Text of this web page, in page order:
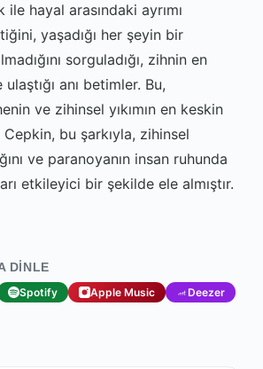
ile hayal arasındaki ayrımı
yaşadığı her şeyin bir
sorguladığı, zihnin en
anı betimler. Bu,
ve zihinsel yıkımın en keskin
bu şarkıyla, zihinsel
ve paranoyanın insan ruhunda
etkileyici bir şekilde ele almıştır.
DINLE
Spotify Apple Music Deezer